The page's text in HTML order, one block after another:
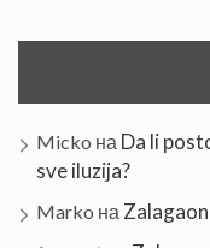
Micko на Da li
sve iluzija?
Marko на